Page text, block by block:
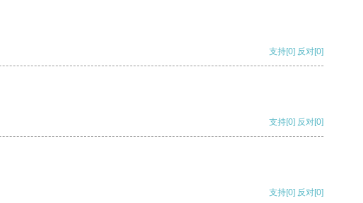
支持[0] 反对[0]
支持[0] 反对[0]
支持[0] 反对[0]